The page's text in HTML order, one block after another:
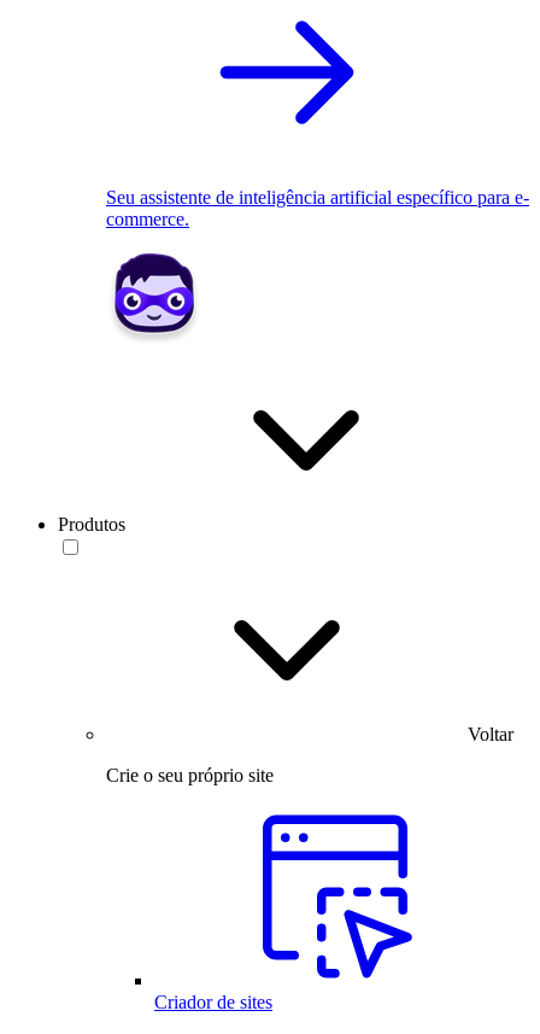
Seu assistente de inteligência artificial específico para e-
commerce.
Produtos
Voltar
Crie o seu próprio site
Criador de sites